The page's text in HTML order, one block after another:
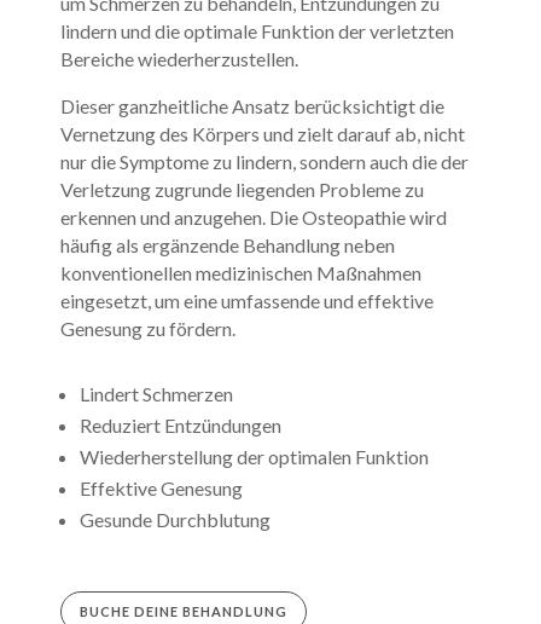
lindern und die optimale Funktion der verletzten
Bereiche wiederherzustellen.
Dieser ganzheitliche Ansatz berücksichtigt die
Vernetzung des Körpers und zielt darauf ab, nicht
nur die Symptome zu lindern, sondern auch die der
Verletzung zugrunde liegenden Probleme zu
erkennen und anzugehen. Die Osteopathie wird
häufig als ergänzende Behandlung neben
konventionellen medizinischen Maßnahmen
eingesetzt, um eine umfassende und effektive
Genesung zu fördern.
Lindert Schmerzen
Reduziert Entzündungen
Wiederherstellung der optimalen Funktion
Effektive Genesung
Gesunde Durchblutung
BUCHE DEINE BEHANDLUNG